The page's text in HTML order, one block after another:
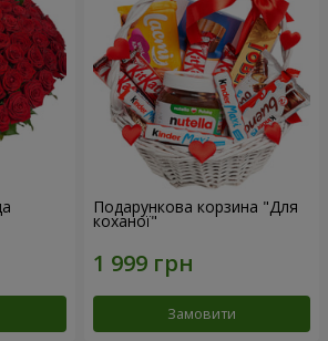
Подарункова корзина "Для
коханої"
Замовити